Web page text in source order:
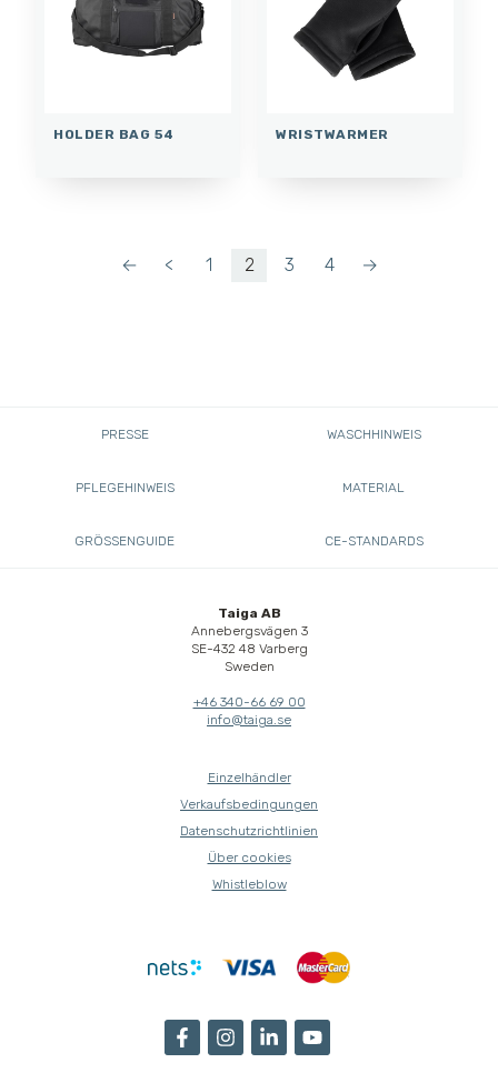
HOLDER BAG 54 WRISTWARMER
← < 1 2 3 4 →
PRESSE WASCHHINWEIS
PFLEGEHINWEIS MATERIAL
GRÖSSENGUIDE CE-STANDARDS
Taiga AB
Annebergsvägen 3
SE-432 48 Varberg
Sweden
+46 340-66 69 00
info@taiga.se
Einzelhändler
Verkaufsbedingungen
Datenschutzrichtlinien
Über cookies
Whistleblow